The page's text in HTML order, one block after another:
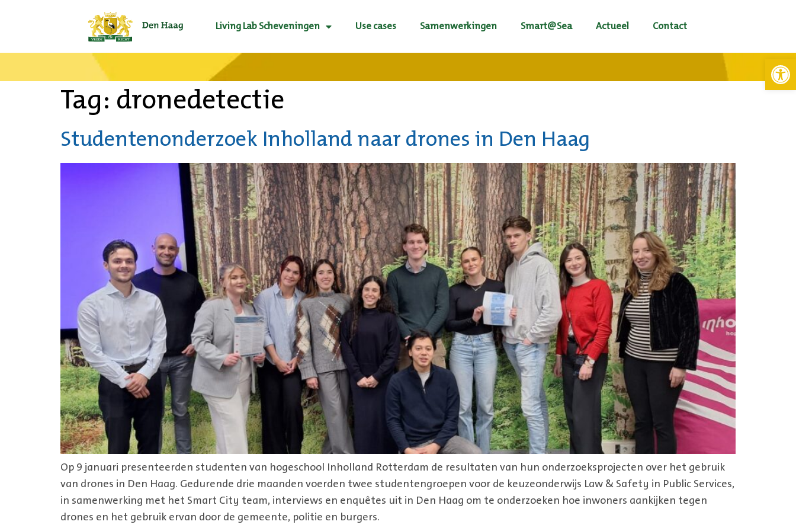
Living Lab Scheveningen Use cases Samenwerkingen Smart@Sea Actueel Contact
Tag: dronedetectie
Studentenonderzoek Inholland naar drones in Den Haag
Op 9 januari presenteerden studenten van hogeschool Inholland Rotterdam de resultaten van hun onderzoeksprojecten over het gebruik
van drones in Den Haag. Gedurende drie maanden voerden twee studentengroepen voor de keuzeonderwijs Law & Safety in Public Services,
in samenwerking met het Smart City team, interviews en enquêtes uit in Den Haag om te onderzoeken hoe inwoners aankijken tegen
drones en het gebruik ervan door de gemeente, politie en burgers.